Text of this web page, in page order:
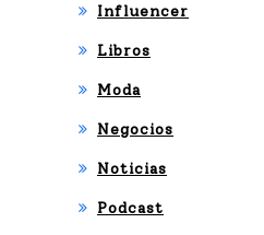
Influencer
Libros
Moda
Negocios
Noticias
Podcast